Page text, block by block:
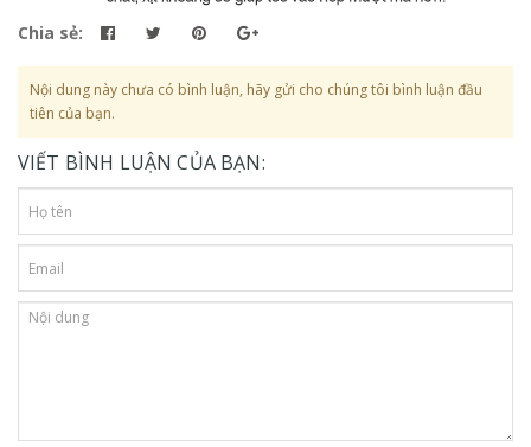
Chia sẻ:
Nội dung này chưa có bình luận, hãy gửi cho chúng tôi bình luận đầu
tiên của bạn.
VIẾT BÌNH LUẬN CỦA BẠN: